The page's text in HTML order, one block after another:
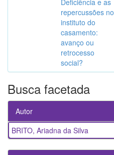
Deficiência e as
repercussões no
instituto do
casamento:
avanço ou
retrocesso
social?
Busca facetada
Autor
BRITO, Ariadna da Silva